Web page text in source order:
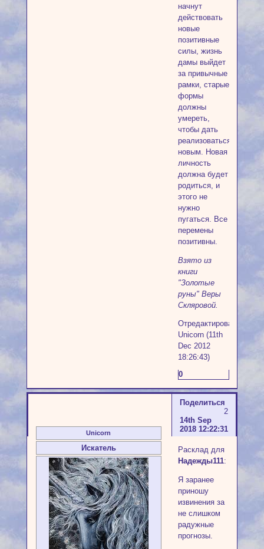
начнут
действовать
новые
позитивные
силы, жизнь
дамы выйдет
за привычные
рамки, старые
формы
должны
умереть,
чтобы дать
реализоваться
новым. Новая
личность
должна будет
родиться, и
этого не
нужно
пугаться. Все
перемены
позитивны.
Взято из
книги
"Золотые
руны" Веры
Скляровой.
Отредактировано
Unicorn (11th
Dec 2012
18:26:43)
0
Поделиться
2
14th Sep
2018 12:22:31
Unicorn
Искатель
Расклад для
Надежды111:
Я заранее
приношу
извинения за
не слишком
радужные
прогнозы.